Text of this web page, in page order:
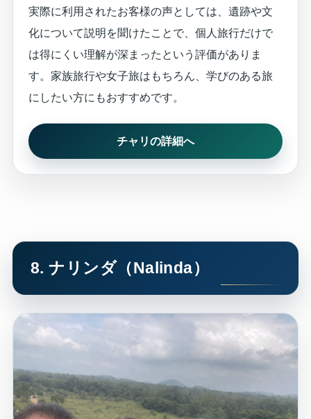
実際に利用されたお客様の声としては、遺跡や文
化について説明を聞けたことで、個人旅行だけで
は得にくい理解が深まったという評価がありま
す。家族旅行や女子旅はもちろん、学びのある旅
にしたい方にもおすすめです。
チャリの詳細へ
8. ナリンダ（Nalinda）